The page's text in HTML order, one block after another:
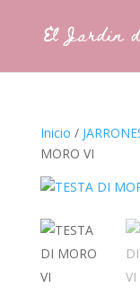
Inicio /
MORO VI